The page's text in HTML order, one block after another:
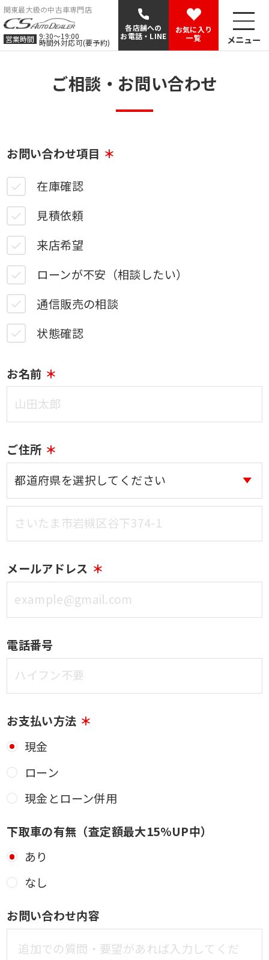
関東最大級の中古車専門店
営業時間 9:30〜19:00
時間外対応可(要予約)
各店舗への
お電話・LINE
お気に入り
一覧
メニュー
ご相談・お問い合わせ
お問い合わせ項目
在庫確認
見積依頼
来店希望
ローンが不安（相談したい）
通信販売の相談
状態確認
お名前
ご住所
メールアドレス
電話番号
お支払い方法
現金
ローン
現金とローン併用
下取車の有無（査定額最大15%UP中）
あり
なし
お問い合わせ内容